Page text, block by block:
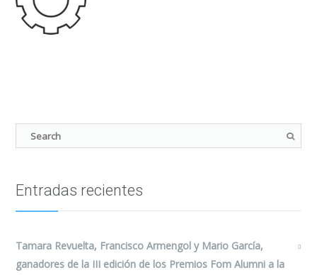
Entradas recientes
Tamara Revuelta, Francisco Armengol y Mario García,
ganadores de la III edición de los Premios Fom Alumni a la